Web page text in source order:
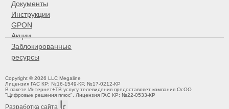
Документы
Инструкции
GPON
Акции
Заблокированные
ресурсы
Copyright © 2026 LLC Megaline
Лицензия ГАС КР: №16-1549-КР, №17-0212-КР
В пакете Интернет+ТВ услугу телевидения предоставляет компания ОсОО
"Цифровые решения плюс". Лицензия ГАС КР: №22-0533-КР
Разработка сайта